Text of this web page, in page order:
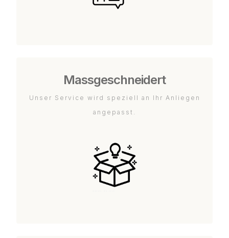
Massgeschneidert
Unser Service wird speziell an Ihr Anliegen
angepasst.